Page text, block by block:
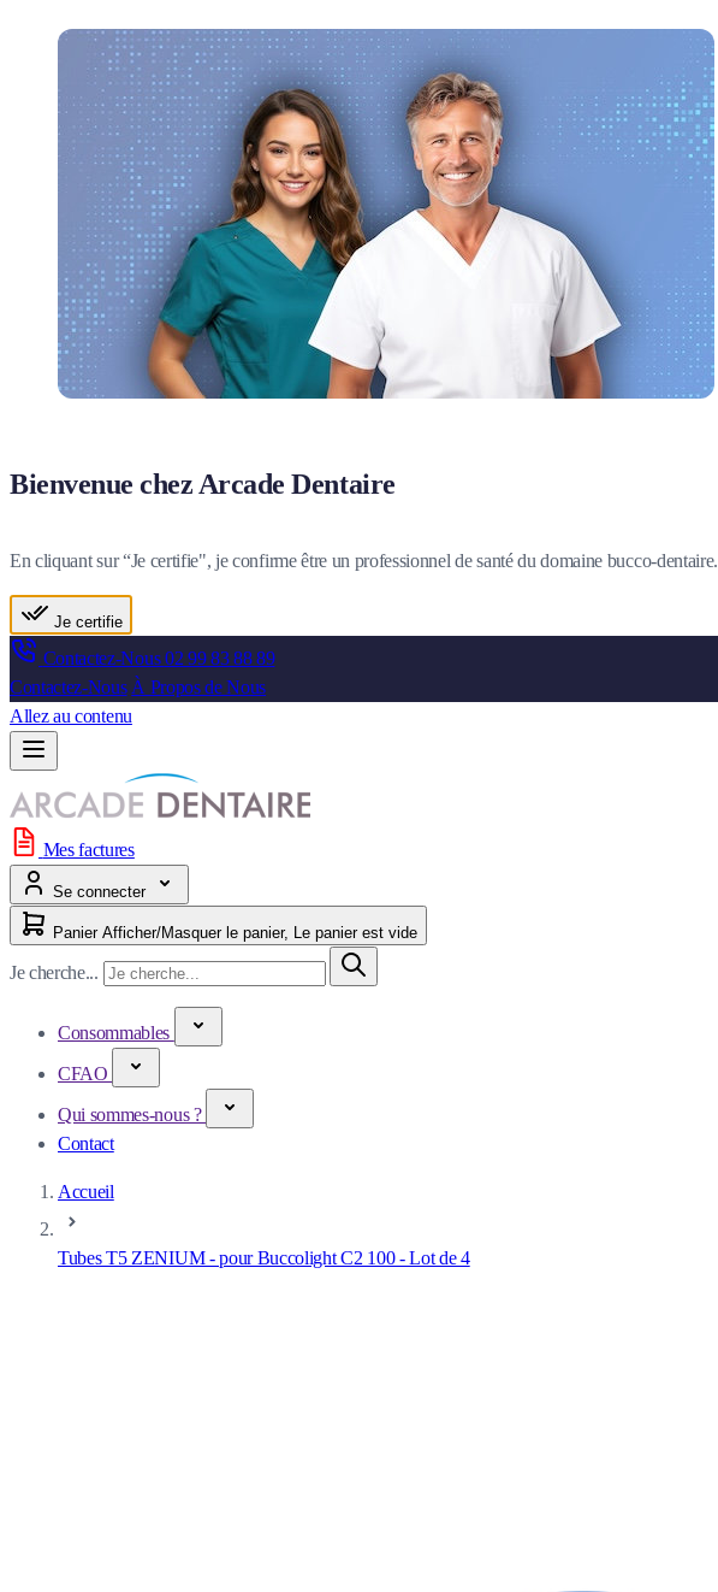
Bienvenue chez Arcade Dentaire
En cliquant sur “Je certifie", je confirme être un professionnel de santé du domaine bucco-dentaire.
Je certifie
Contactez-Nous02 99 83 88 89
Contactez-Nous À Propos de Nous
Allez au contenu
Mes factures
Se connecter
Panier Afficher/Masquer le panier, Le panier est vide
Je cherche...
Consommables
CFAO
Qui sommes-nous ?
Contact
Accueil
Tubes T5 ZENIUM - pour Buccolight C2 100 - Lot de 4